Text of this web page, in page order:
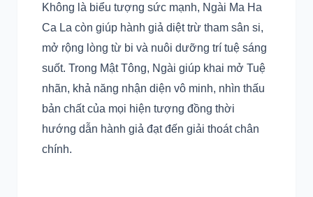
Không là biểu tượng sức mạnh, Ngài Ma Ha
Ca La còn giúp hành giả diệt trừ tham sân si,
mở rộng lòng từ bi và nuôi dưỡng trí tuệ sáng
suốt. Trong Mật Tông, Ngài giúp khai mở Tuệ
nhãn, khả năng nhận diện vô minh, nhìn thấu
bản chất của mọi hiện tượng đồng thời
hướng dẫn hành giả đạt đến giải thoát chân
chính.